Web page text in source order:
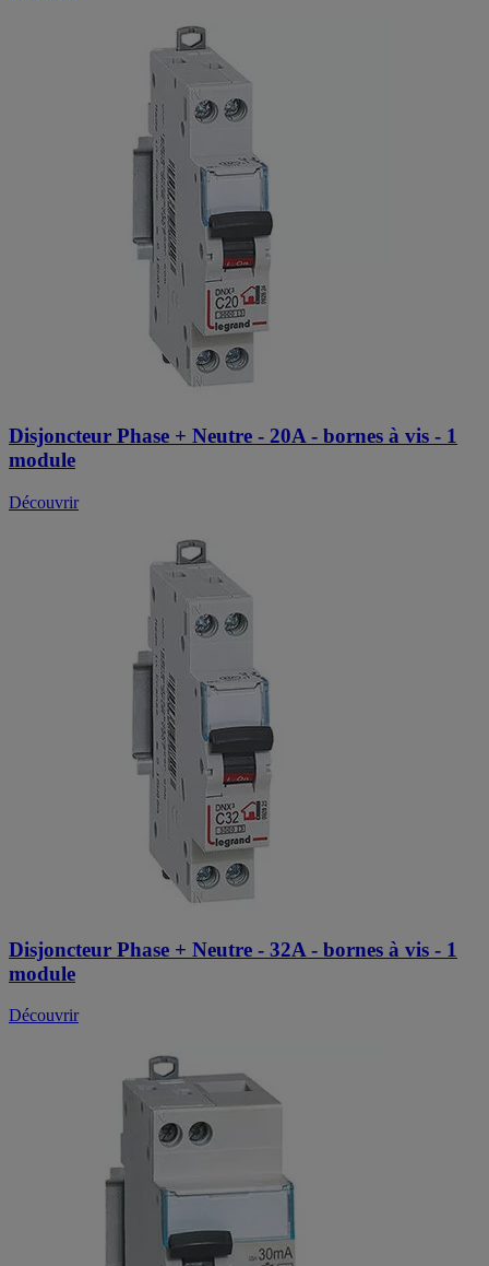
Disjoncteur Phase + Neutre - 20A - bornes à vis - 1
module
Découvrir
Disjoncteur Phase + Neutre - 32A - bornes à vis - 1
module
Découvrir